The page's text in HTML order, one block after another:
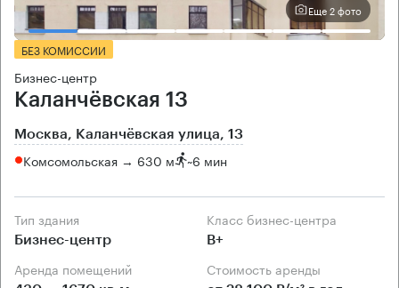
Еще 2 фото
БЕЗ КОМИССИИ
Бизнес-центр
Каланчёвская 13
Москва, Каланчёвская улица, 13
Комсомольская → 630 м ~6 мин
Тип здания
Бизнес-центр
Класс бизнес-центра
B+
Аренда помещений Стоимость аренды